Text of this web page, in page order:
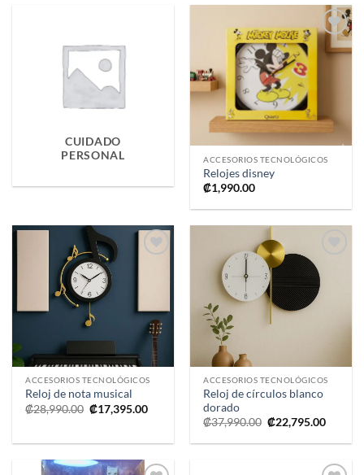
CUIDADO
PERSONAL
Añadir
a la
ACCESORIOS TECNOLÓGICOS
Relojes disney
₡1,990.00
ACCESORIOS TECNOLÓGICOS
Reloj de nota musical
₡28,990.00 El
precio
₡17,395.00El
Añadir
lista de
deseos
ACCESORIOS TECNOLÓGICOS
Reloj de círculos blanco
dorado
₡37,990.00 El
precio
original
₡37,990.00.
₡22,795.00El
actual